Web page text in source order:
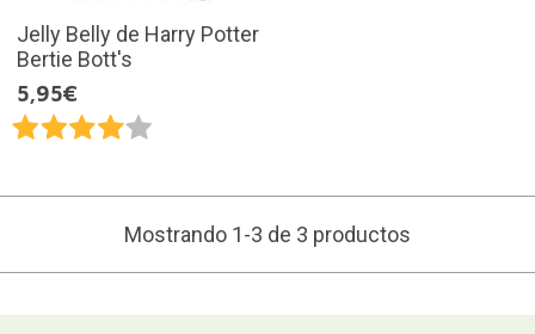
Jelly Belly de Harry Potter
Bertie Bott's
5,95€
Mostrando 1-3 de 3 productos